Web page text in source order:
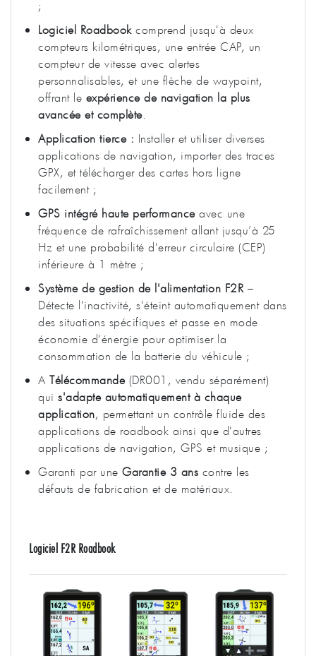
;
Logiciel Roadbookcomprend jusqu'à deux
compteurs kilométriques, une entrée CAP, un
compteur de vitesse avec alertes
personnalisables, et une flèche de waypoint,
offrant le expérience de navigation la plus
avancée et complète.
Application tierce : Installer et utiliser diverses
applications de navigation, importer des traces
GPX, et télécharger des cartes hors ligne
facilement ;
GPS intégré haute performanceavec une
fréquence de rafraîchissement allant jusqu’à 25
Hz et une probabilité d'erreur circulaire (CEP)
inférieure à 1 mètre ;
Système de gestion de l'alimentation F2R –
Détecte l'inactivité, s'éteint automatiquement dans
des situations spécifiques et passe en mode
économie d'énergie pour optimiser la
consommation de la batterie du véhicule ;
A Télécommande(DR001, vendu séparément)
qui s'adapte automatiquement à chaque
application, permettant un contrôle fluide des
applications de roadbook ainsi que d'autres
applications de navigation, GPS et musique ;
Garanti par une Garantie 3 ans contre les
défauts de fabrication et de matériaux.
Logiciel F2R Roadbook